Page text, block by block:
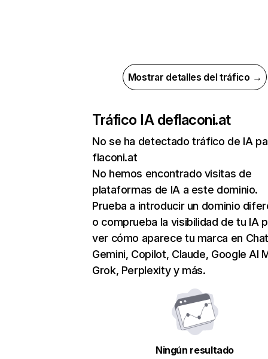
Mostrar detalles del tráfico →
Tráfico IA deflaconi.at
No se ha detectado tráfico de IA
flaconi.at
No hemos encontrado visitas de
plataformas de IA a este dominio.
Prueba a introducir un dominio
o comprueba la visibilidad de tu IA
ver cómo aparece tu marca en
Gemini, Copilot, Claude, Google AI
Grok, Perplexity y más.
Ningún resultado